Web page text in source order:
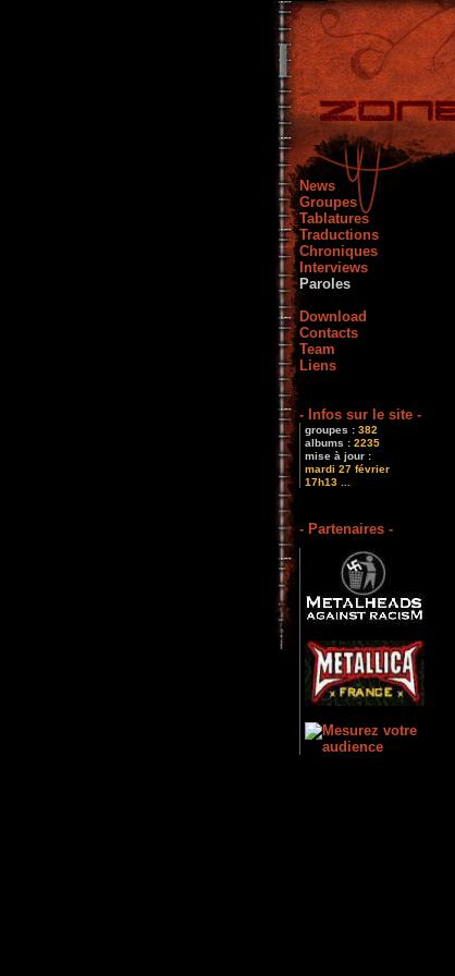
News
Groupes
Tablatures
Traductions
Chroniques
Interviews
Paroles
Download
Contacts
Team
Liens
- Infos sur le site -
groupes : 382
albums : 2235
mise à jour :
mardi 27 février
17h13 ...
- Partenaires -